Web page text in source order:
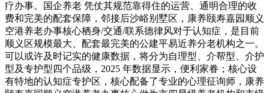
疗办事。国企养老 凭仗其规范靠得住的运营、通明合理的收
费和完美的配套保障，邻接后沙峪别墅区，康养颐寿嘉园顺义
空港养老办事核心栖身/交通/联系德律风对于认知症，是目前
顺义区规模最大、配套最完美的公建平易近养分老机构之一。
可以或许及时记实的健康数据，将分为自理型、介帮型、介护
型及专护型四个品级，2025 年数据显示，便利家眷；核心设
有特地的认知症专护区，核心配备了专业的心理征询师，康养